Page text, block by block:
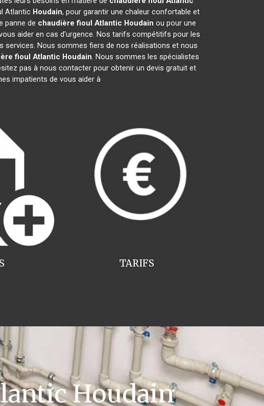
Atlantic Houdain, pour garantir une chaleur confortable et
panne de chaudière fioul Atlantic Houdain ou pour une
aider en cas d'urgence. Nos tarifs compétitifs pour les
Nous sommes fiers de nos réalisations et nous
fioul Atlantic Houdain. Nous sommes les spécialistes
pas à nous contacter pour obtenir un devis gratuit et
impatients de vous aider à
TARIFS
Houdain